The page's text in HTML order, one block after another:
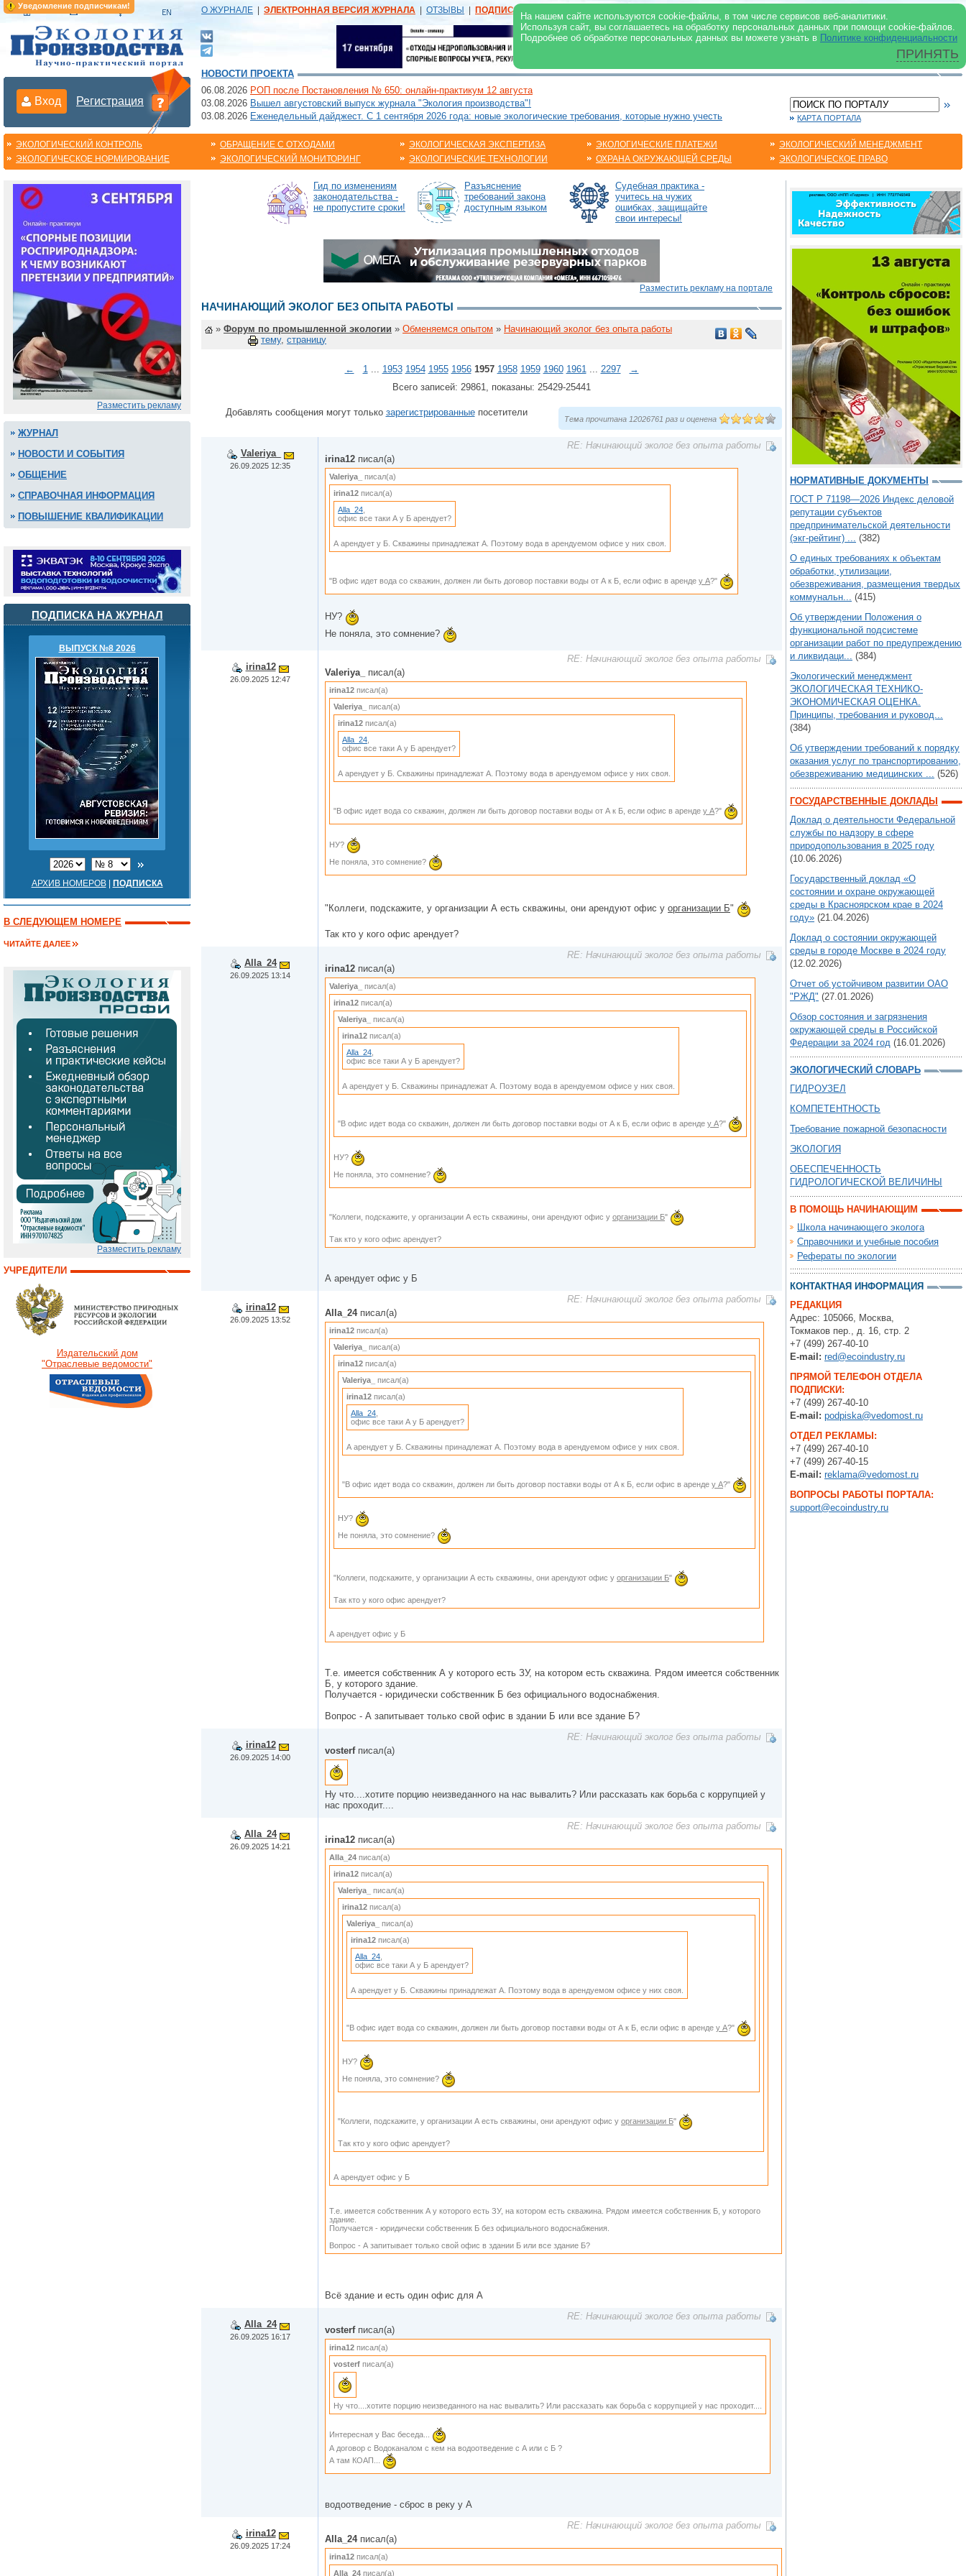
Уведомление подписчикам!
На нашем сайте используются cookie-файлы, в том числе сервисов веб-аналитики.
Используя сайт, вы соглашаетесь на обработку персональных данных при помощи cookie-файлов.
Подробнее об обработке персональных данных вы можете узнать в Политике конфиденциальности
ПРИНЯТЬ
О ЖУРНАЛЕ ЭЛЕКТРОННАЯ ВЕРСИЯ ЖУРНАЛА ОТЗЫВЫ ПОДПИСКА | В ЖУРНАЛЕ В ИНТЕРНЕТ
Вход Регистрация
НОВОСТИ ПРОЕКТА
06.08.2026 РОП после Постановления № 650: онлайн-практикум 12 августа
03.08.2026 Вышел августовский выпуск журнала "Экология производства"!
03.08.2026 Еженедельный дайджест. С 1 сентября 2026 года: новые экологические требования, которые нужно учесть КАРТА ПОРТАЛА
ЭКОЛОГИЧЕСКИЙ КОНТРОЛЬ
ЭКОЛОГИЧЕСКОЕ НОРМИРОВАНИЕ
ОБРАЩЕНИЕ С ОТХОДАМИ
ЭКОЛОГИЧЕСКИЙ МОНИТОРИНГ
ЭКОЛОГИЧЕСКАЯ ЭКСПЕРТИЗА
ЭКОЛОГИЧЕСКИЕ ТЕХНОЛОГИИ
ЭКОЛОГИЧЕСКИЕ ПЛАТЕЖИ
ОХРАНА ОКРУЖАЮЩЕЙ СРЕДЫ
ЭКОЛОГИЧЕСКИЙ МЕНЕДЖМЕНТ
ЭКОЛОГИЧЕСКОЕ ПРАВО
Разместить рекламу
ЖУРНАЛ
НОВОСТИ И СОБЫТИЯ
ОБЩЕНИЕ
СПРАВОЧНАЯ ИНФОРМАЦИЯ
ПОВЫШЕНИЕ КВАЛИФИКАЦИИ
ПОДПИСКА НА ЖУРНАЛ
ВЫПУСК №8 2026
АРХИВ НОМЕРОВ| ПОДПИСКА
В СЛЕДУЮЩЕМ НОМЕРЕ
ЧИТАЙТЕ ДАЛЕЕ
Разместить рекламу
УЧРЕДИТЕЛИ
Издательский дом
"Отраслевые ведомости"
Гид по изменениям
законодательства -
не пропустите сроки!
Разъяснение
требований закона
доступным языком
Судебная практика -
учитесь на чужих
ошибках, защищайте
свои интересы!
Разместить рекламу на портале
НАЧИНАЮЩИЙ ЭКОЛОГ БЕЗ ОПЫТА РАБОТЫ
» Форум по промышленной экологии » Обменяемся опытом » Начинающий эколог без опыта работы
тему, страницу
← 1... 1953 1954 1955 1956 1957 1958 1959 1960 1961... 2297
→
Всего записей: 29861, показаны: 25429-25441
Тема прочитана 12026761 раз и оценена
Добавлять сообщения могут только зарегистрированныепосетители
Valeriya_
26.09.2025 12:35
RE: Начинающий эколог без опыта работы
irina12 писал(а)
Valeriya_
писал(а)
irina12 писал(а)
Alla_24
офис все таки А у Б арендует?
А арендует у Б. Скважины принадлежат А. Поэтому вода в арендуемом офисе у них своя.
"В офис идет вода со скважин, должен ли быть договор поставки воды от А к Б, если офис в аренде у А?"
НУ?
Не поняла, это сомнение?
irina12
26.09.2025 12:47
RE: Начинающий эколог без опыта работы
Valeriya_
писал(а)
irina12 писал(а)
Valeriya_
писал(а)
irina12 писал(а)
Alla_24
офис все таки А у Б арендует?
А арендует у Б. Скважины принадлежат А. Поэтому вода в арендуемом офисе у них своя.
"В офис идет вода со скважин, должен ли быть договор поставки воды от А к Б, если офис в аренде у А?"
НУ?
Не поняла, это сомнение?
"Коллеги, подскажите, у организации А есть скважины, они арендуют офис у организации Б"
Так кто у кого офис арендует?
Alla_24
26.09.2025 13:14
RE: Начинающий эколог без опыта работы
irina12 писал(а)
Valeriya_
писал(а)
irina12 писал(а)
Valeriya_
писал(а)
irina12 писал(а)
Alla_24
офис все таки А у Б арендует?
А арендует у Б. Скважины принадлежат А. Поэтому вода в арендуемом офисе у них своя.
"В офис идет вода со скважин, должен ли быть договор поставки воды от А к Б, если офис в аренде у А?"
НУ?
Не поняла, это сомнение?
"Коллеги, подскажите, у организации А есть скважины, они арендуют офис у организации Б"
Так кто у кого офис арендует?
А арендует офис у Б
irina12
26.09.2025 13:52
RE: Начинающий эколог без опыта работы
Alla_24писал(а)
irina12 писал(а)
Valeriya_
писал(а)
irina12 писал(а)
Valeriya_
писал(а)
irina12 писал(а)
Alla_24
офис все таки А у Б арендует?
А арендует у Б. Скважины принадлежат А. Поэтому вода в арендуемом офисе у них своя.
"В офис идет вода со скважин, должен ли быть договор поставки воды от А к Б, если офис в аренде у А?"
НУ?
Не поняла, это сомнение?
"Коллеги, подскажите, у организации А есть скважины, они арендуют офис у организации Б"
Так кто у кого офис арендует?
А арендует офис у Б
Т.е. имеется собственник А у которого есть ЗУ, на котором есть скважина. Рядом имеется собственник
Б, у которого здание.
Получается - юридически собственник Б без официального водоснабжения.
Вопрос - А запитывает только свой офис в здании Б или все здание Б?
irina12
26.09.2025 14:00
RE: Начинающий эколог без опыта работы
vosterfписал(а)
Ну что....хотите порцию неизведанного на нас вывалить? Или рассказать как борьба с коррупцией у
нас проходит....
Alla_24
26.09.2025 14:21
RE: Начинающий эколог без опыта работы
irina12 писал(а)
Alla_24 писал(а)
irina12 писал(а)
Valeriya_
писал(а)
irina12 писал(а)
Valeriya_
писал(а)
irina12 писал(а)
Alla_24
офис все таки А у Б арендует?
А арендует у Б. Скважины принадлежат А. Поэтому вода в арендуемом офисе у них своя.
"В офис идет вода со скважин, должен ли быть договор поставки воды от А к Б, если офис в аренде у А?"
НУ?
Не поняла, это сомнение?
"Коллеги, подскажите, у организации А есть скважины, они арендуют офис у организации Б"
Так кто у кого офис арендует?
А арендует офис у Б
Т.е. имеется собственник А у которого есть ЗУ, на котором есть скважина. Рядом имеется собственник Б, у которого
здание.
Получается - юридически собственник Б без официального водоснабжения.
Вопрос - А запитывает только свой офис в здании Б или все здание Б?
Всё здание и есть один офис для А
Alla_24
26.09.2025 16:17
RE: Начинающий эколог без опыта работы
vosterfписал(а)
irina12 писал(а)
vosterf писал(а)
Ну что....хотите порцию неизведанного на нас вывалить? Или рассказать как борьба с коррупцией у нас проходит....
Интересная у Вас беседа...
А договор с Водоканалом с кем на водоотведение с А или с Б ?
А там КОАП...
водоотведение - сброс в реку у А
irina12
26.09.2025 17:24
RE: Начинающий эколог без опыта работы
Alla_24писал(а)
irina12 писал(а)
Alla_24 писал(а)
НОРМАТИВНЫЕ ДОКУМЕНТЫ
ГОСТ Р 71198—2026 Индекс деловой
репутации субъектов
предпринимательской деятельности
(экг-рейтинг) ... (382)
О единых требованиях к объектам
обработки, утилизации,
обезвреживания, размещения твердых
коммунальн... (415)
Об утверждении Положения о
функциональной подсистеме
организации работ по предупреждению
и ликвидаци... (384)
Экологический менеджмент
ЭКОЛОГИЧЕСКАЯ ТЕХНИКО-
ЭКОНОМИЧЕСКАЯ ОЦЕНКА.
Принципы, требования и руковод...
(384)
Об утверждении требований к порядку
оказания услуг по транспортированию,
обезвреживанию медицинских ... (526)
ГОСУДАРСТВЕННЫЕ ДОКЛАДЫ
Доклад о деятельности Федеральной
службы по надзору в сфере
природопользования в 2025 году
(10.06.2026)
Государственный доклад «О
состоянии и охране окружающей
среды в Красноярском крае в 2024
году» (21.04.2026)
Доклад о состоянии окружающей
среды в городе Москве в 2024 году
(12.02.2026)
Отчет об устойчивом развитии ОАО
"РЖД" (27.01.2026)
Обзор состояния и загрязнения
окружающей среды в Российской
Федерации за 2024 год (16.01.2026)
ЭКОЛОГИЧЕСКИЙ СЛОВАРЬ
ГИДРОУЗЕЛ
КОМПЕТЕНТНОСТЬ
Требование пожарной безопасности
ЭКОЛОГИЯ
ОБЕСПЕЧЕННОСТЬ
ГИДРОЛОГИЧЕСКОЙ ВЕЛИЧИНЫ
В ПОМОЩЬ НАЧИНАЮЩИМ
Школа начинающего эколога
Справочники и учебные пособия
Рефераты по экологии
КОНТАКТНАЯ ИНФОРМАЦИЯ
РЕДАКЦИЯ
Адрес: 105066, Москва,
Токмаков пер., д. 16, стр. 2
+7 (499) 267-40-10
E-mail: red@ecoindustry.ru
ПРЯМОЙ ТЕЛЕФОН ОТДЕЛА
ПОДПИСКИ:
+7 (499) 267-40-10
E-mail: podpiska@vedomost.ru
ОТДЕЛ РЕКЛАМЫ:
+7 (499) 267-40-10
+7 (499) 267-40-15
E-mail: reklama@vedomost.ru
ВОПРОСЫ РАБОТЫ ПОРТАЛА:
support@ecoindustry.ru